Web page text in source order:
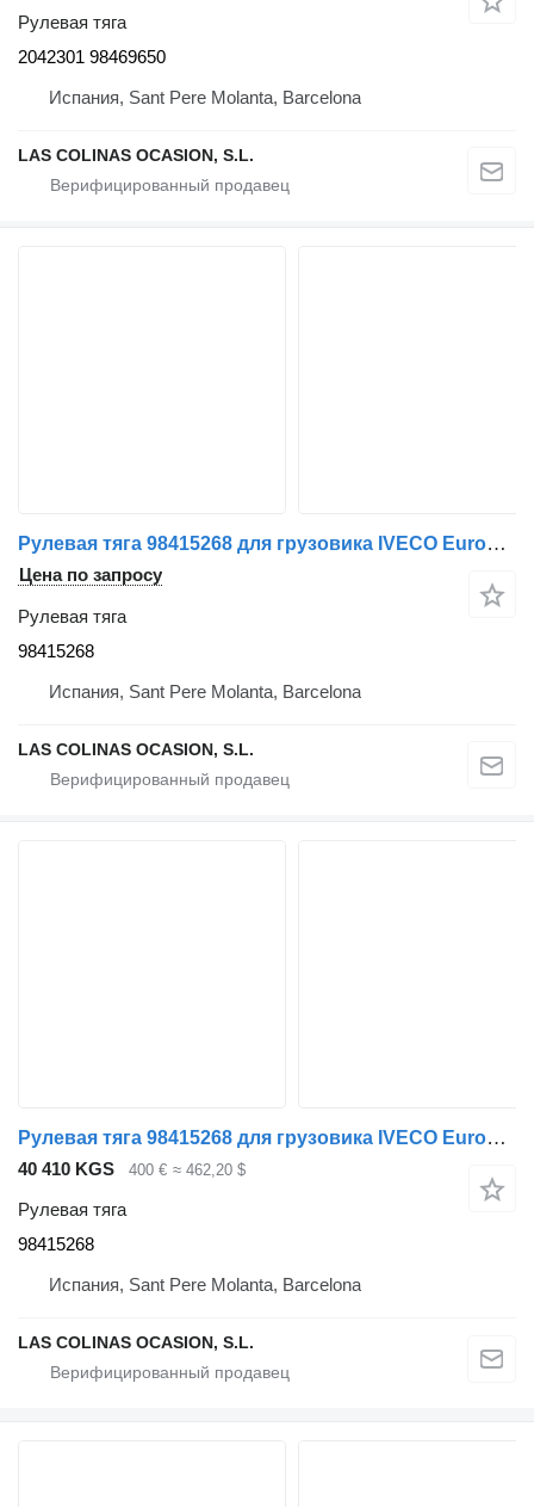
Рулевая тяга
2042301 98469650
Испания, Sant Pere Molanta, Barcelona
LAS COLINAS OCASION, S.L.
Рулевая тяга 98415268 для грузовика IVECO EuroCargo tector
Цена по запросу
Рулевая тяга
98415268
Испания, Sant Pere Molanta, Barcelona
LAS COLINAS OCASION, S.L.
Рулевая тяга 98415268 для грузовика IVECO EuroCargo tector
40 410 KGS 400 € ≈ 462,20 $
Рулевая тяга
98415268
Испания, Sant Pere Molanta, Barcelona
LAS COLINAS OCASION, S.L.